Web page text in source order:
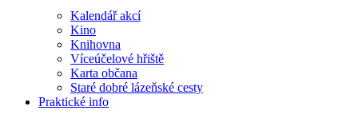
Kalendář akcí
Kino
Knihovna
Víceúčelové hřiště
Karta občana
Staré dobré lázeňské cesty
Praktické info